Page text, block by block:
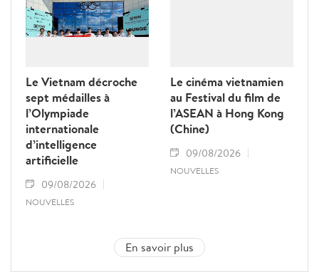
Le Vietnam décroche
sept médailles à
l’Olympiade
internationale
d’intelligence
artificielle
09/08/2026
NOUVELLES
Le cinéma vietnamien
au Festival du film de
l’ASEAN à Hong Kong
(Chine)
09/08/2026
NOUVELLES
En savoir plus